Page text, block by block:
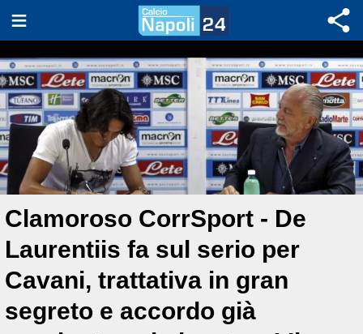
Clamoroso CorrSport - De
Laurentiis fa sul serio per
Cavani, trattativa in gran
segreto e accordo già